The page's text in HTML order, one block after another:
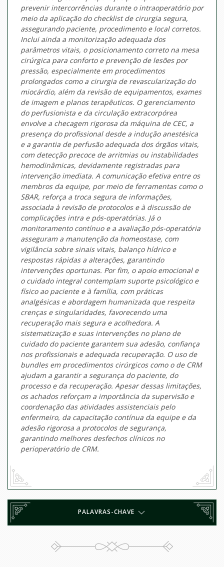
prevenir intercorrências durante o intraoperatório por
meio da aplicação do checklist de cirurgia segura,
assegurando paciente, procedimento e local corretos.
Inclui ainda a monitorização adequada dos
parâmetros vitais, o posicionamento correto na mesa
cirúrgica para conforto e prevenção de lesões por
pressão, especialmente em procedimentos
prolongados como a cirurgia de revascularização do
miocárdio, além da revisão de equipamentos, exames
de imagem e planos terapêuticos. O gerenciamento
do perfusionista e da circulação extracorpórea
envolve a checagem rigorosa da máquina de CEC, a
presença do profissional desde a indução anestésica
e a garantia de perfusão adequada dos órgãos vitais,
com detecção precoce de arritmias ou instabilidades
hemodinâmicas, devidamente registradas para
intervenção imediata. A comunicação efetiva entre os
membros da equipe, por meio de ferramentas como o
SBAR, reforça a troca segura de informações,
associada à revisão de protocolos e à discussão de
complicações intra e pós-operatórias. Já o
monitoramento contínuo e a avaliação pós-operatória
asseguram a manutenção da homeostase, com
vigilância sobre sinais vitais, balanço hídrico e
respostas rápidas a alterações, garantindo
intervenções oportunas. Por fim, o apoio emocional e
o cuidado integral contemplam suporte psicológico e
físico ao paciente e à família, com práticas
analgésicas e abordagem humanizada que respeita
crenças e singularidades, favorecendo uma
recuperação mais segura e acolhedora. A
sistematização e suas intervenções no plano de
cuidado do paciente garantem sua adesão, confiança
nos profissionais e adequada recuperação. O uso de
bundles em procedimentos cirúrgicos como o de CRM
ajudam a garantir a segurança do paciente, do
processo e da recuperação. Apesar dessas limitações,
os achados reforçam a importância da supervisão e
coordenação das atividades assistenciais pelo
enfermeiro, da capacitação contínua da equipe e da
adesão rigorosa a protocolos de segurança,
garantindo melhores desfechos clínicos no
perioperatório de CRM.
PALAVRAS-CHAVE